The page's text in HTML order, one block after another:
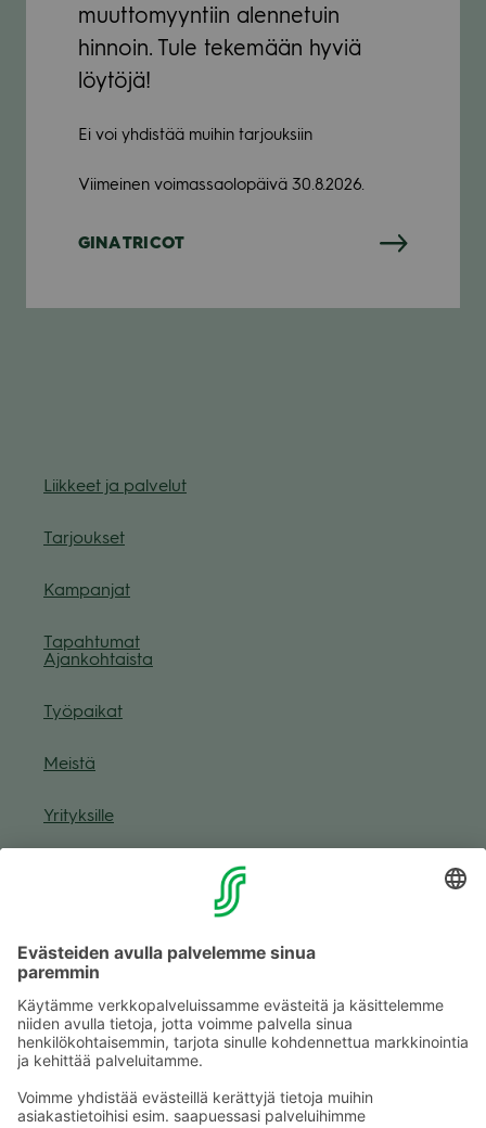
muuttomyyntiin alennetuin
hinnoin. Tule tekemään hyviä
löytöjä!
Ei voi yhdistää muihin tarjouksiin
Viimeinen voimassaolopäivä 30.8.2026.
GINA TRICOT
Liik­keet ja pal­ve­lut
Tar­jouk­set
Kam­pan­jat
Tapah­tu­mat
Ajan­koh­taista
Työ­pai­kat
Meistä
Yri­tyk­sille
Muuta eväs­tea­se­tuk­sia & eväs­tein­for­maa­tio
Tie­to­suo­ja­se­loste (Arina)
Kaup­pa­kes­kus